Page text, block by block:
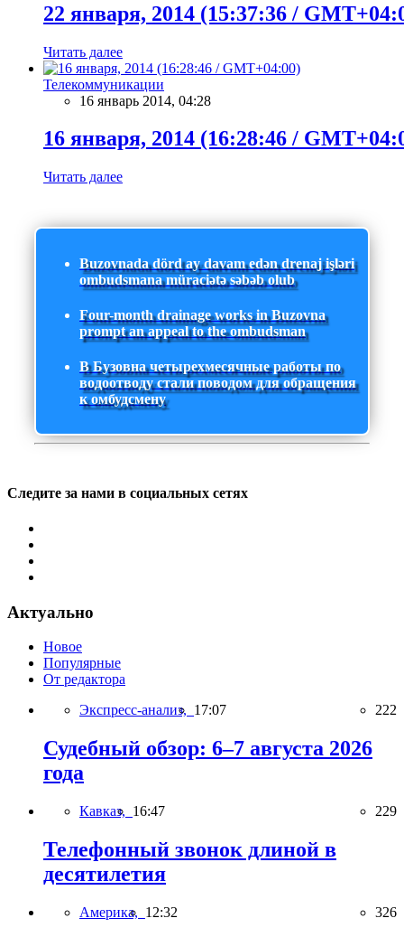
22 января, 2014 (15:37:36 /
Читать далее
Телекоммуникации
16 январь 2014, 04:28
16 января, 2014 (16:28:46 /
Читать далее
Buzovnada dörd ay davam edən drenaj işləri
ombudsmana müraciətə səbəb olub
Four-month drainage works in Buzovna
prompt an appeal to the ombudsman
В Бузовна четырехмесячные работы по
водоотводу стали поводом для обращения
к омбудсмену
Следите за нами в социальных сетях
Актуально
Новое
Популярные
От редактора
Экспресс-анализ, 17:07 222
Судебный обзор: 6–7 августа 2026
года
Кавказ, 16:47 229
Телефонный звонок длиной в
десятилетия
Америка, 12:32 326